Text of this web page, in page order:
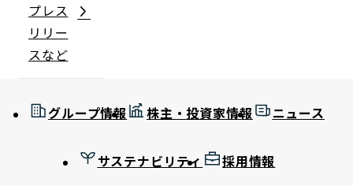
プレス
リリー
スなど
グループ情報 株主・投資家情報 ニュース
サステナビリティ 採用情報